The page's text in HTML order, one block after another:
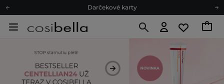
Darčekové karty
Ekologické balenie
Darčekové karty
Ekologické balenie